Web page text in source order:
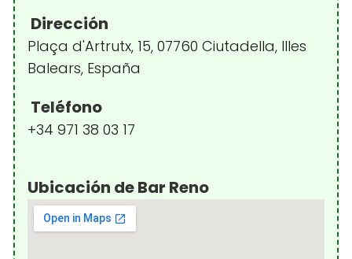
Dirección
Plaça d'Artrutx, 15, 07760 Ciutadella, Illes
Balears, España
Teléfono
+34 971 38 03 17
Ubicación de Bar Reno